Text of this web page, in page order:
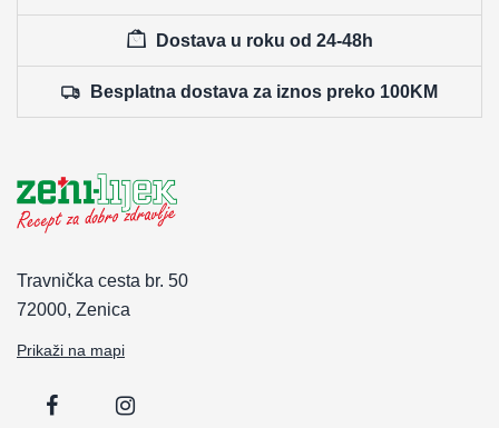
Dostava u roku od 24-48h
Besplatna dostava za iznos preko 100KM
Travnička cesta br. 50
72000, Zenica
Prikaži na mapi